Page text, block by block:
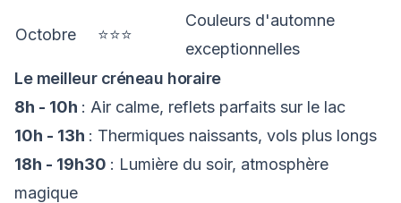
Octobre ⭐⭐⭐
Couleurs d'automne
exceptionnelles
Le meilleur créneau horaire
8h - 10h : Air calme, reflets parfaits sur le lac
10h - 13h : Thermiques naissants, vols plus longs
18h - 19h30 : Lumière du soir, atmosphère
magique